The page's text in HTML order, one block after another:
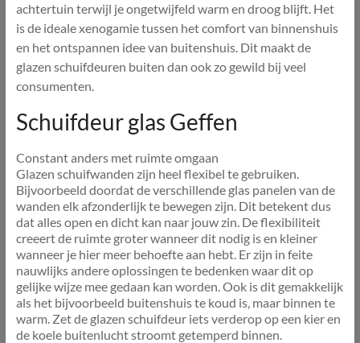
achtertuin terwijl je ongetwijfeld warm en droog blijft. Het
is de ideale xenogamie tussen het comfort van binnenshuis
en het ontspannen idee van buitenshuis. Dit maakt de
glazen schuifdeuren buiten dan ook zo gewild bij veel
consumenten.
Schuifdeur glas Geffen
Constant anders met ruimte omgaan
Glazen schuifwanden zijn heel flexibel te gebruiken.
Bijvoorbeeld doordat de verschillende glas panelen van de
wanden elk afzonderlijk te bewegen zijn. Dit betekent dus
dat alles open en dicht kan naar jouw zin. De flexibiliteit
creeert de ruimte groter wanneer dit nodig is en kleiner
wanneer je hier meer behoefte aan hebt. Er zijn in feite
nauwlijks andere oplossingen te bedenken waar dit op
gelijke wijze mee gedaan kan worden. Ook is dit gemakkelijk
als het bijvoorbeeld buitenshuis te koud is, maar binnen te
warm. Zet de glazen schuifdeur iets verderop op een kier en
de koele buitenlucht stroomt getemperd binnen.